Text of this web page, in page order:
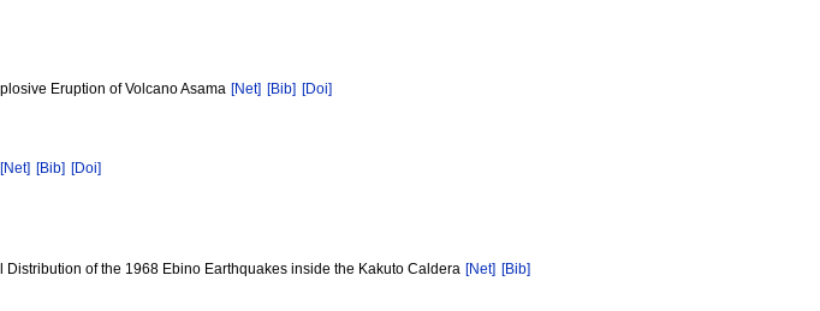
Eruption of Volcano Asama [Net] [Bib] [Doi]
[Net] [Bib] [Doi]
of the 1968 Ebino Earthquakes inside the Kakuto Caldera [Net] [Bib]